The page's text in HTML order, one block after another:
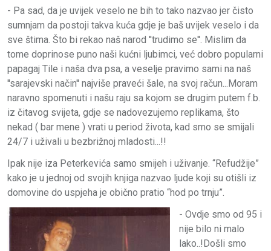
- Pa sad, da je uvijek veselo ne bih to tako nazvao jer čisto
sumnjam da postoji takva kuća gdje je baš uvijek veselo i da
sve štima. Što bi rekao naš narod ''trudimo se''. Mislim da
tome doprinose puno naši kućni ljubimci, već dobro popularni
papagaj Tile i naša dva psa, a veselje pravimo sami na naš
''sarajevski način'' najviše praveći šale, na svoj račun...Moram
naravno spomenuti i našu raju sa kojom se drugim putem f.b.
iz čitavog svijeta, gdje se nadovezujemo replikama, što
nekad ( bar mene ) vrati u period života, kad smo se smijali
24/7 i uživali u bezbrižnoj mladosti...!!
Ipak nije iza Peterkevića samo smijeh i uživanje. “Refudžije”
kako je u jednoj od svojih knjiga nazvao ljude koji su otišli iz
domovine do uspjeha je obično pratio “hod po trnju”.
- Ovdje smo od 95 i
nije bilo ni malo
lako..!Došli smo